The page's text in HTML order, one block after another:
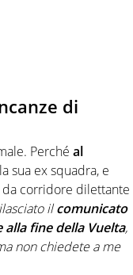
di
Perché al
sua ex squadra, e
corridore dilettante
ilcomunicato
fine della Vuelta,
non chiedete a me